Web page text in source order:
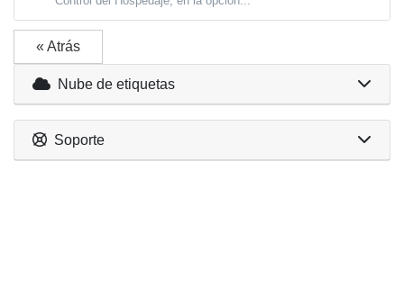
« Atrás
Nube de etiquetas
Soporte